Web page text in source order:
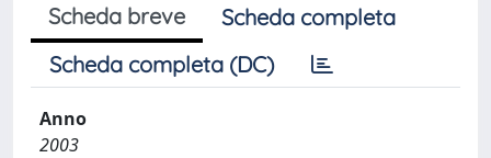
Scheda breve
Scheda completa
Scheda completa (DC)
Anno
2003